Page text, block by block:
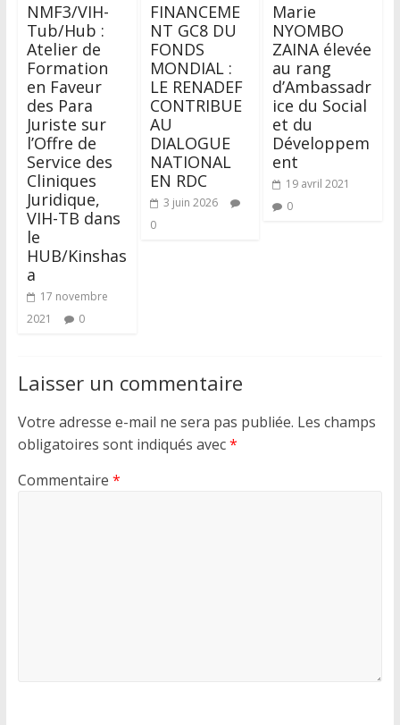
NMF3/VIH-
Tub/Hub :
Atelier de
Formation
en Faveur
des Para
Juriste sur
l’Offre de
Service des
Cliniques
Juridique,
VIH-TB dans
le
HUB/Kinshas
a
17 novembre
2021
0
FINANCEME
NT GC8 DU
FONDS
MONDIAL :
LE RENADEF
CONTRIBUE
AU
DIALOGUE
NATIONAL
EN RDC
3 juin 2026
0
Marie
NYOMBO
ZAINA élevée
au rang
d’Ambassadr
ice du Social
et du
Développem
ent
19 avril 2021
0
Laisser un commentaire
Votre adresse e-mail ne sera pas publiée. Les champs
obligatoires sont indiqués avec*
Commentaire *